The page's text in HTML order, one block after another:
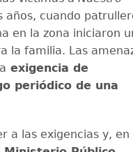
años, cuando
en la zona iniciaron
la familia. Las
exigencia de
periódico de una
a las exigencias y, en